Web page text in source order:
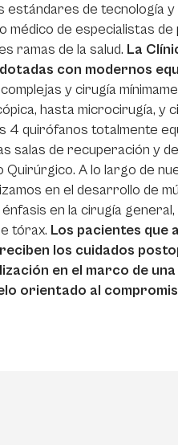
estándares de tecnología
médico de especialistas
ramas de la salud. La
con modernos
y cirugía
hasta microcirugía, y
4 quirófanos totalmente
salas de recuperación y
Quirúrgico. A lo largo de
en el desarrollo de
en la cirugía
tórax. Los pacientes que
los cuidados
en el marco de
orientado al